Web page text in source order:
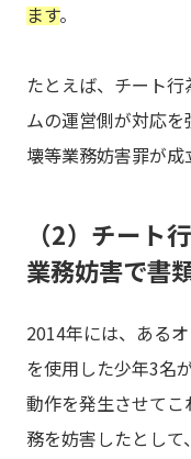
ます。
たとえば、チート
ムの運営側が対応
壊等業務妨害罪が成
（2）チート
業務妨害で書
2014年には、ある
を使用した少年3名
動作を発生させて
務を妨害したとし